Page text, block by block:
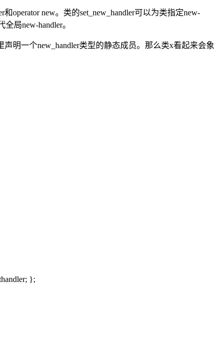
operator new。类的set_new_handler可以为类指定new-
局new-handler。
明一个new_handler类型的静态成员。那么类x看起来会象
};